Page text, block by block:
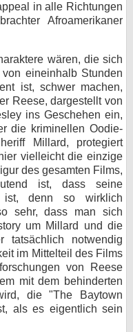
in alle Richtungen
Afroamerikaner
wären, die sich
eineinhalb Stunden
ist, schwer machen,
Reese, dargestellt von
ins Geschehen ein,
die kriminellen Oodie-
Millard, protegiert
vielleicht die einzige
des gesamten Films,
ist, dass seine
ist, denn so wirklich
sehr, dass man sich
um Millard und die
tatsächlich notwendig
im Mittelteil des Films
von Reese
mit dem behinderten
die "The Baytown
als es eigentlich sein